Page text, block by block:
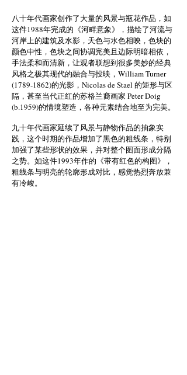
八十年代画家创作了大量的风景与瓶花作品，如
这件1988年完成的《河畔意象》，描绘了河流与
河岸上的建筑及水影，天色与水色相映，色块的
颜色中性，色块之间协调完美且边际明暗相依，
手法柔和而清新，让观者联想到很多美妙的经典
风格之极其现代的融合与投映，William Turner
(1789-1862)的光影，Nicolas de Stael 的矩形与区
隔，甚至当代正红的苏格兰裔画家 Peter Doig
(b.1959)的情境塑造，各种元素结合地至为完美。
九十年代画家延续了风景与静物作品的抽象实
践，这个时期的作品增加了黑色的粗线条，特别
加强了某些形状的效果，并对整个图面形成分隔
之势。如这件1993年作的《带有红色的构图》，
粗线条与明亮的轮廓形成对比，感觉热烈奔放兼
有冷峻。